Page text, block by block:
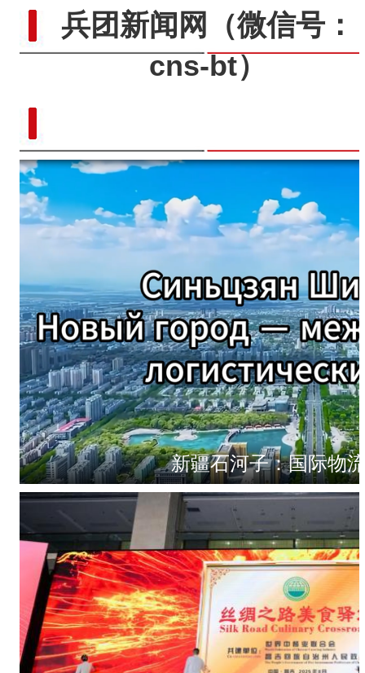
兵团新闻网
（微信号：
cns-bt）
新疆石河子：国际物